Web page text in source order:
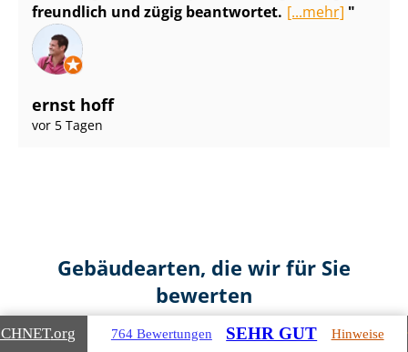
freundlich und zügig beantwortet. [...mehr]
ernst hoff
vor 5 Tagen
Gebäudearten, die wir für Sie
bewerten
.org 764 Bewertungen SEHR GUT Hinweise